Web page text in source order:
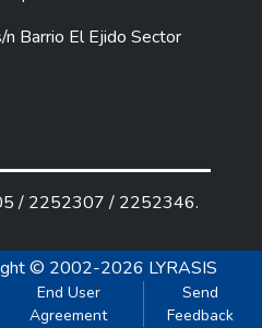
Barrio El Ejido Sector
/ 2252307 / 2252346.
© 2002-2026 LYRASIS
End User
Agreement
Send
Feedback